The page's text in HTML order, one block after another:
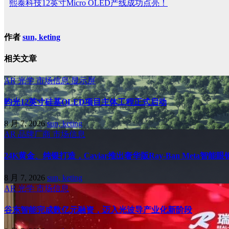
熙泰科技12英寸Micro OLED产线成功点亮！
作者 sun, keting
相关文章
AR光学市场信息显示屏
昀光12英寸硅基OLED项目主体工程正式启动
8 月 7, 2026sun, keting
AR 品牌厂商 市场信息
24K黄金、纯银打造，Caviar推出奢华版Ray-Ban Meta智能眼
8 月 7, 2026 sun, keting
AR 光学 市场信息
谷东智能完成数亿元融资，迈入光波导产业化新阶段